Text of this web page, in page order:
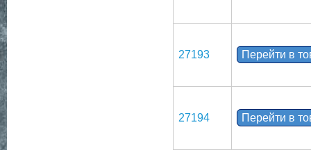
27193 Перейти в
27194 Перейти в